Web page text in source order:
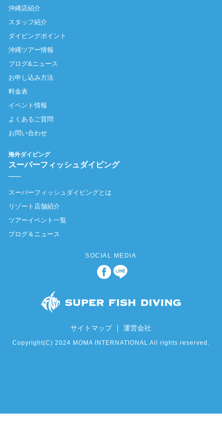
沖縄店紹介
スタッフ紹介
ダイビングポイント
沖縄ツアー情報
ブログ&ニュース
お申し込み方法
料金表
イベント情報
よくあるご質問
お問い合わせ
海外ダイビング
スーパーフィッシュダイビング
スーパーフィッシュダイビングとは
リゾート店舗紹介
ツアーイベント一覧
ブログ＆ニュース
SOCIAL MEDIA
サイトマップ｜運営会社
Copyright(C) 2024 MOMA INTERNATIONAL All rights reserved.